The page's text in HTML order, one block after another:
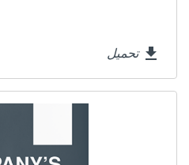
file_download تحميل